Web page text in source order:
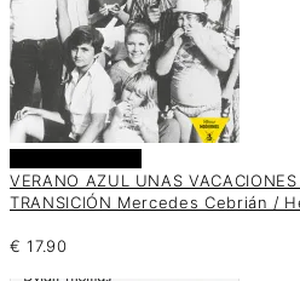
VERANO AZUL UNAS
TRANSICIÓN Mercedes Cebrián /
€ 17.90